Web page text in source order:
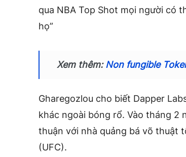
qua NBA Top Shot mọi người có
họ”
Xem thêm:Non fungible
Gharegozlou cho biết Dapper
khác ngoài bóng rổ. Vào tháng 2
thuận với nhà quảng bá võ thuật
(UFC).